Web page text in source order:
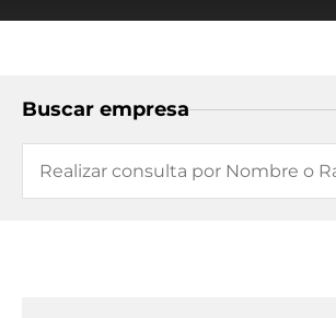
Buscar empresa